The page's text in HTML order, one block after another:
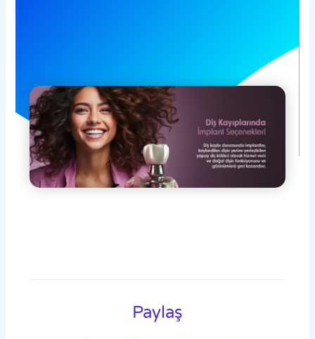
Paylaş